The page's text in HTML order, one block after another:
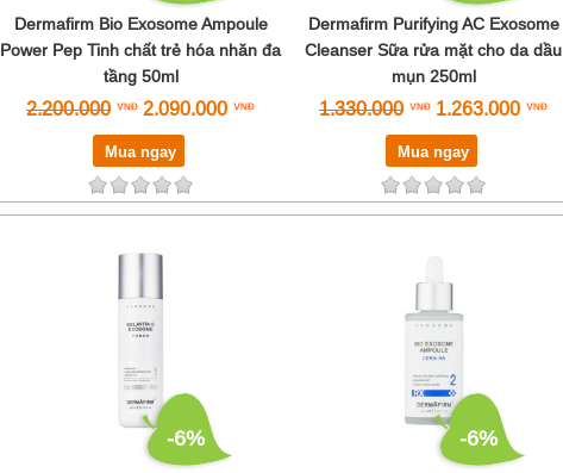
Dermafirm Bio Exosome Ampoule
Power Pep Tinh chất trẻ hóa nhăn đa
tầng 50ml
2.200.000 2.090.000
Mua ngay
Dermafirm Purifying AC Exosome
Cleanser Sữa rửa mặt cho da dầu
mụn 250ml
1.330.000 1.263.000
Mua ngay
-6% -6%